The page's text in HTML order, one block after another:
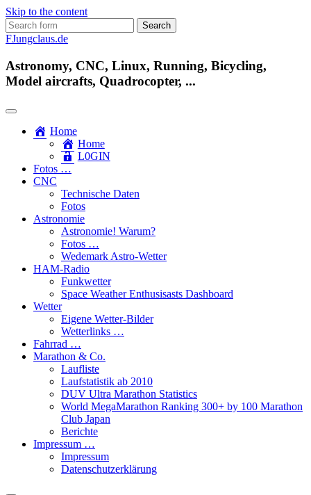
Skip to the content
Search
for:
FJungclaus.de
Astronomy, CNC, Linux, Running, Bicycling,
Model aircrafts, Quadrocopter, ...
Home
Home
L​0​​GIN
Fotos …
CNC
Technische Daten
Fotos
Astronomie
Astronomie! Warum?
Fotos …
Wedemark Astro-Wetter
HAM-Radio
Funkwetter
Space Weather Enthusisasts Dashboard
Wetter
Eigene Wetter-Bilder
Wetterlinks …
Fahrrad …
Marathon & Co.
Laufliste
Laufstatistik ab 2010
DUV Ultra Marathon Statistics
World MegaMarathon Ranking 300+ by 100 Marathon
Club Japan
Berichte
Impressum …
Impressum
Datenschutzerklärung